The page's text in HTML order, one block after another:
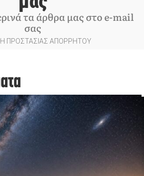
τα άρθρα μας στο e-mail
σας
ΠΡΟΣΤΑΣΙΑΣ ΑΠΟΡΡΗΤΟΥ